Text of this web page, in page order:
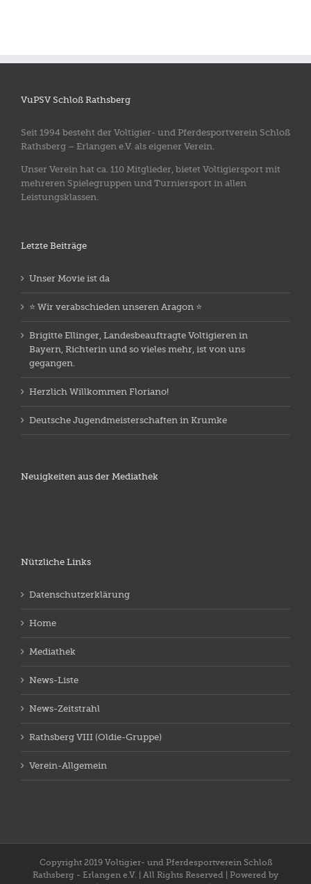
VuPSV Schloß Rathsberg
Seit 1994 besteht der Voltigier- und Pferdesportverein Schloß
Rathsberg – Erlangen e.V. als eigener Verein.
Unser Verein hat ca. 110 Mitglieder, bietet Voltigiersport mit
mehreren Spielegruppen und Turniersport in allen
Leistungsklassen.
Letzte Beiträge
Unser Movie ist da
⭐️ Wir verabschieden unseren Aragon ⭐️
Brigitte Ellinger, Landesbeauftragte Voltigieren in
Bayern, Richterin und so vieles mehr, ist von uns
gegangen.
Herzlich Willkommen Floriano!
Deutsche Jugendmeisterschaften in Krumke
Neuigkeiten aus der Mediathek
Nützliche Links
Datenschutzerklärung
Home
Mediathek
News-Liste
News-Zeitstrahl
Rathsberg VIII (Oldie-Gruppe)
Verein-Allgemein
Copyright 2019 Voltigier- und Pferdesportverein Schloß
Rathsberg - Erlangen e.V. | All Rights Reserved | Powered by